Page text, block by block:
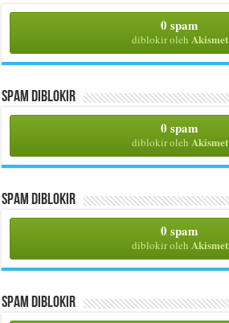
0 spam
diblokir oleh Akismet
Spam Diblokir
0 spam
diblokir oleh Akismet
Spam Diblokir
0 spam
diblokir oleh Akismet
Spam Diblokir